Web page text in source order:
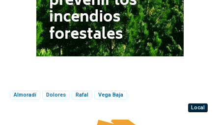
Almoradí Dolores Rafal
Vega Baja
Local